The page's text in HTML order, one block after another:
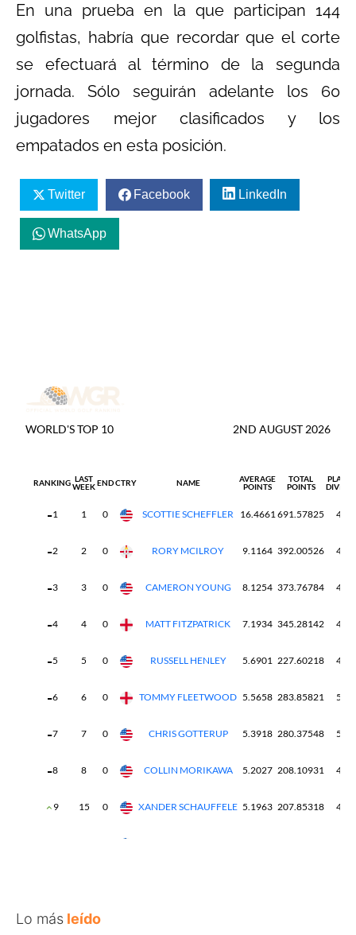
En una prueba en la que participan 144
golfistas, habría que recordar que el corte
se efectuará al término de la segunda
jornada. Sólo seguirán adelante los 60
jugadores mejor clasificados y los
empatados en esta posición.
Twitter Facebook LinkedIn
WhatsApp
Lo más leído